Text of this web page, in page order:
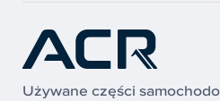
Używane części